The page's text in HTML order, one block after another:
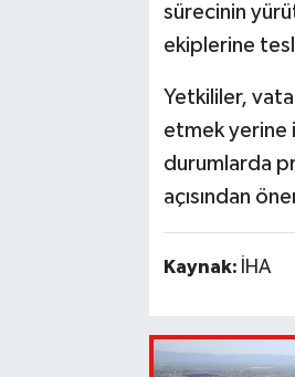
sürecinin
ekiplerine
Yetkililer,
etmek yerine
durumlarda
açısından
Kaynak: İHA